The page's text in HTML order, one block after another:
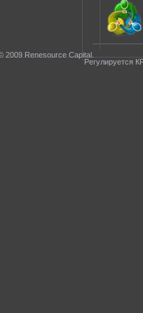
2009 Renesource Capital.
Регулируется